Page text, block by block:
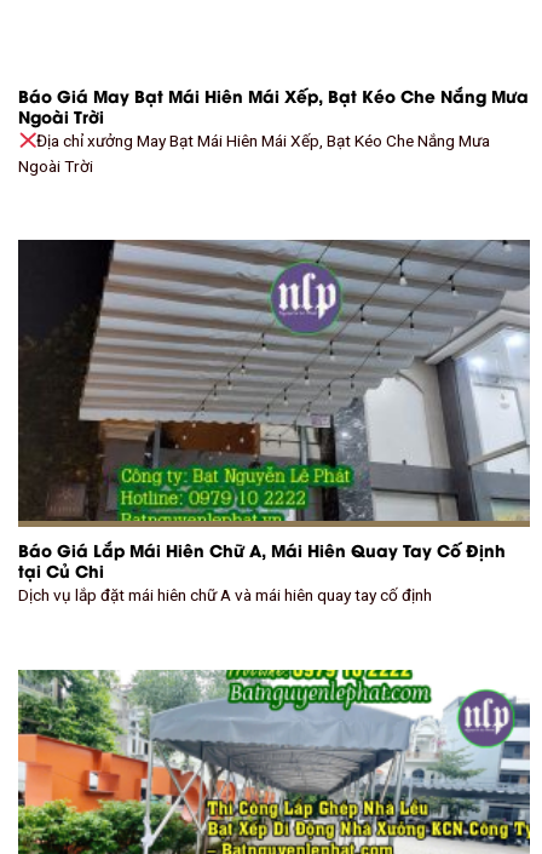
Báo Giá May Bạt Mái Hiên Mái Xếp, Bạt Kéo Che Nắng Mưa
Ngoài Trời
Địa chỉ xưởng May Bạt Mái Hiên Mái Xếp, Bạt Kéo Che Nắng Mưa
Ngoài Trời
Báo Giá Lắp Mái Hiên Chữ A, Mái Hiên Quay Tay Cố Định
tại Củ Chi
Dịch vụ lắp đặt mái hiên chữ A và mái hiên quay tay cố định